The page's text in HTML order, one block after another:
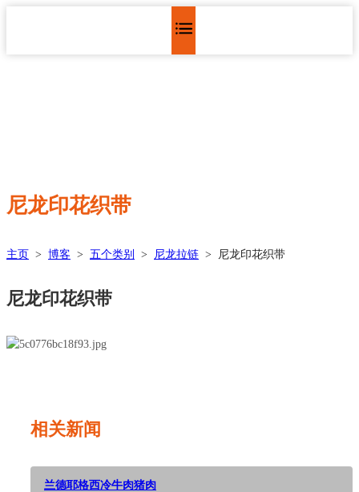
尼龙印花织带
主页 > 博客 > 五个类别 > 尼龙拉链 > 尼龙印花织带
尼龙印花织带
相关新闻
兰德耶格西冷牛肉猪肉